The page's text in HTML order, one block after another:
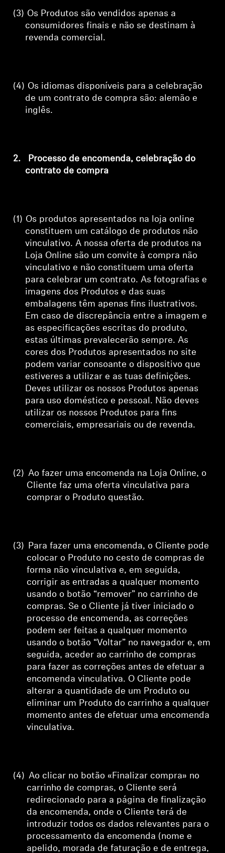
(3) Os Produtos são vendidos apenas a
consumidores finais e não se destinam à
revenda comercial.
(4) Os idiomas disponíveis para a celebração
de um contrato de compra são: alemão e
inglês.
2.
Processo de encomenda, celebração do
contrato de compra
(1) Os produtos apresentados na loja online
constituem um catálogo de produtos não
vinculativo. A nossa oferta de produtos na
Loja Online são um convite à compra não
vinculativo e não constituem uma oferta
para celebrar um contrato. As fotografias e
imagens dos Produtos e das suas
embalagens têm apenas fins ilustrativos.
Em caso de discrepância entre a imagem e
as especificações escritas do produto,
estas últimas prevalecerão sempre. As
cores dos Produtos apresentados no site
podem variar consoante o dispositivo que
estiveres a utilizar e as tuas definições.
Deves utilizar os nossos Produtos apenas
para uso doméstico e pessoal. Não deves
utilizar os nossos Produtos para fins
comerciais, empresariais ou de revenda.
(2) Ao fazer uma encomenda na Loja Online, o
Cliente faz uma oferta vinculativa para
comprar o Produto questão.
(3) Para fazer uma encomenda, o Cliente pode
colocar o Produto no cesto de compras de
forma não vinculativa e, em seguida,
corrigir as entradas a qualquer momento
usando o botão “remover” no carrinho de
compras. Se o Cliente já tiver iniciado o
processo de encomenda, as correções
podem ser feitas a qualquer momento
usando o botão “Voltar” no navegador e, em
seguida, aceder ao carrinho de compras
para fazer as correções antes de efetuar a
encomenda vinculativa. O Cliente pode
alterar a quantidade de um Produto ou
eliminar um Produto do carrinho a qualquer
momento antes de efetuar uma encomenda
vinculativa.
(4) Ao clicar no botão «Finalizar compra» no
carrinho de compras, o Cliente será
redirecionado para a página de finalização
da encomenda, onde o Cliente terá de
introduzir todos os dados relevantes para o
processamento da encomenda (nome e
apelido, morada de faturação e de entrega,